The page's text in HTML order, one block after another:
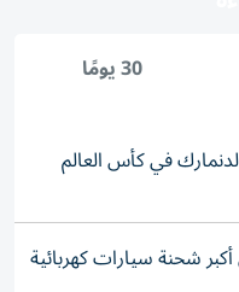
30 يومًا
في كأس العالم
شحنة سيارات كهربائية